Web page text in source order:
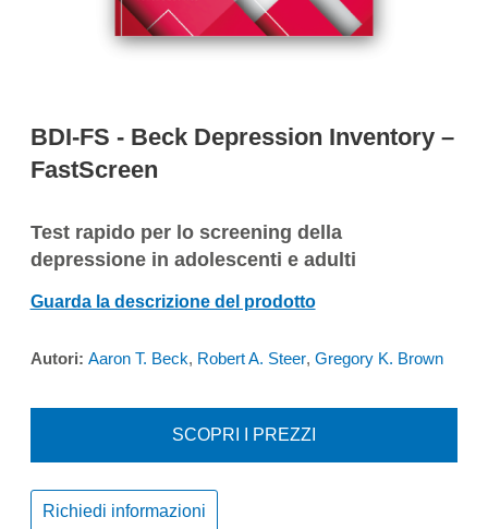
BDI-FS - Beck Depression Inventory –
FastScreen
Test rapido per lo screening della
depressione in adolescenti e adulti
Guarda la descrizione del prodotto
Autori: Aaron T. Beck, Robert A. Steer, Gregory K. Brown
SCOPRI I PREZZI
Richiedi informazioni